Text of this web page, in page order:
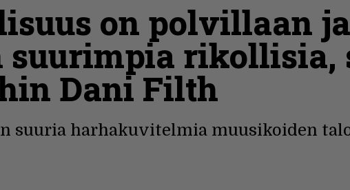
on polvillaan
suurimpia rikollisia,
Dani Filth
suuria harhakuvitelmia muusikoiden